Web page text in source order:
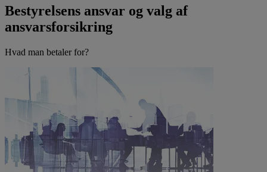
Bestyrelsens ansvar og valg af
ansvarsforsikring
Hvad man betaler for?